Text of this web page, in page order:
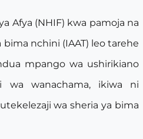
Afya (NHIF) kwa pamoja na
nchini (IAAT) leo tarehe
mpango wa ushirikiano
wa wanachama, ikiwa ni
wa sheria ya bima